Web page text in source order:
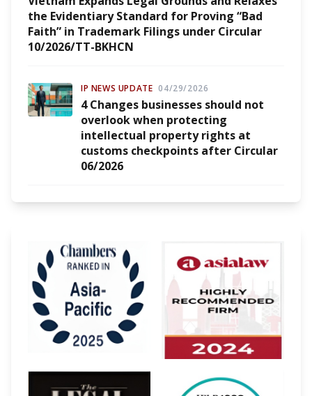
the Evidentiary Standard for Proving “Bad
Faith” in Trademark Filings under Circular
10/2026/TT-BKHCN
IP NEWS UPDATE 04/29/2026
4 Changes businesses should not
overlook when protecting
intellectual property rights at
customs checkpoints after Circular
06/2026